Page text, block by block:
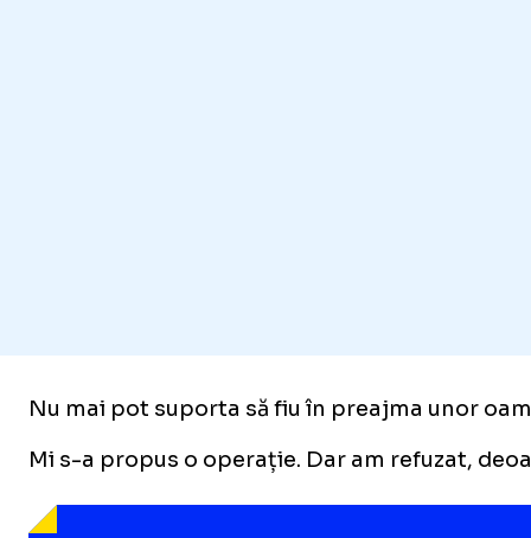
Nu mai pot suporta să fiu în preajma unor
Mi s-a propus o operație. Dar am refuzat,